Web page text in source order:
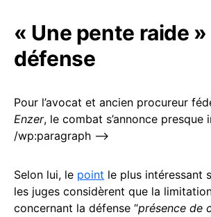
« Une pente raide
défense
Pour l’avocat et ancien procureur
Enzer, le combat s’annonce presque
/wp:paragraph –>
Selon lui, le point le plus intéressant
les juges considèrent que la
concernant la défense “présence de